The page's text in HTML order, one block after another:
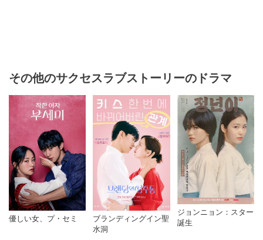
その他のサクセスラブストーリーのドラマ
優しい女、プ・セミ
ブランディングイン聖
水洞
ジョンニョン：スター
誕生